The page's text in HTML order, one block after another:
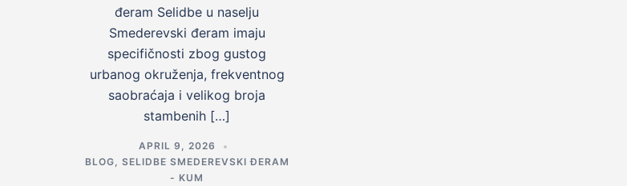
đeram Selidbe u naselju
Smederevski đeram imaju
specifičnosti zbog gustog
urbanog okruženja, frekventnog
saobraćaja i velikog broja
stambenih […]
APRIL 9, 2026
BLOG
SELIDBE SMEDEREVSKI ĐERAM
- KUM